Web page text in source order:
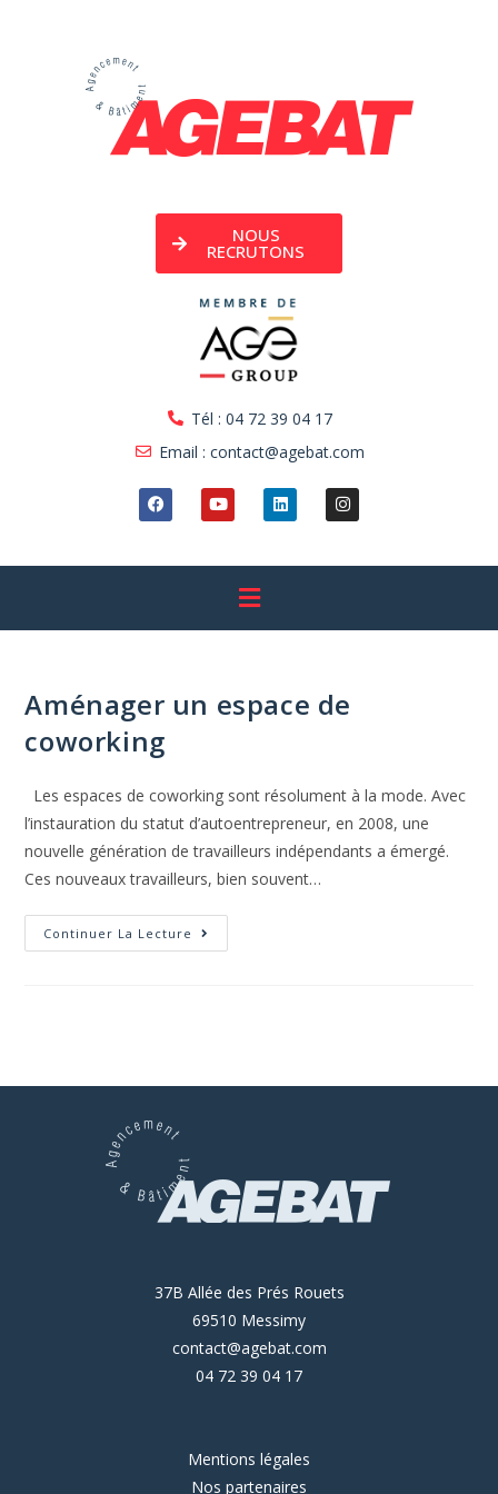
NOUS
RECRUTONS
Tél : 04 72 39 04 17
Email : contact@agebat.com
Aménager un espace de
coworking
Les espaces de coworking sont résolument à la mode. Avec
l’instauration du statut d’autoentrepreneur, en 2008, une
nouvelle génération de travailleurs indépendants a émergé.
Ces nouveaux travailleurs, bien souvent…
Continuer La Lecture
37B Allée des Prés Rouets
69510 Messimy
contact@agebat.com
04 72 39 04 17
Mentions légales
Nos partenaires